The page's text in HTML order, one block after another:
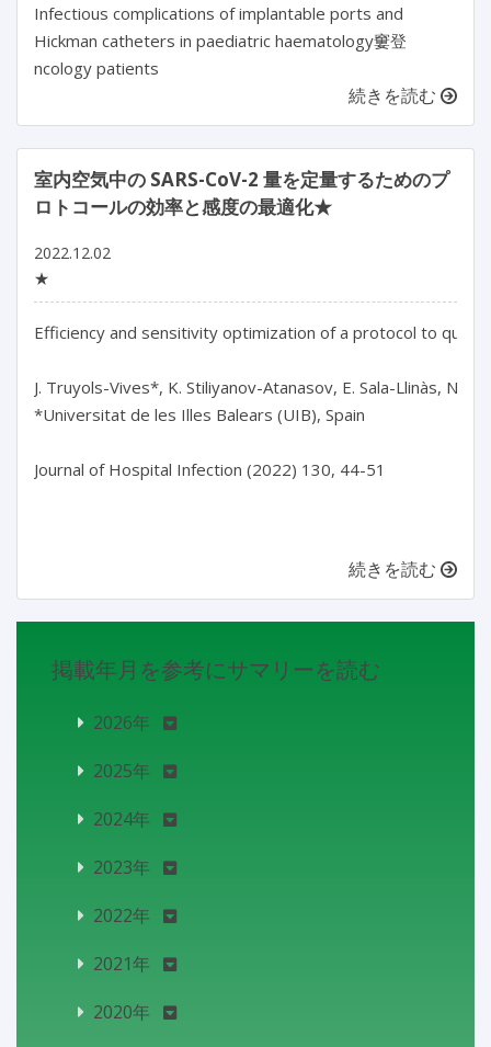
Infectious complications of implantable ports and
Hickman catheters in paediatric haematology窶登
ncology patients
続きを読む
室内空気中の SARS-CoV-2 量を定量するためのプ
ロトコールの効率と感度の最適化★
2022.12.02
★
Efficiency and sensitivity optimization of a protocol to
J. Truyols-Vives*, K. Stiliyanov-Atanasov, E. Sala-Llinàs, N.
*Universitat de les Illes Balears (UIB), Spain
Journal of Hospital Infection (2022) 130, 44-51
続きを読む
掲載年月を参考にサマリーを読む
2026年
2025年
2024年
2023年
2022年
2021年
2020年